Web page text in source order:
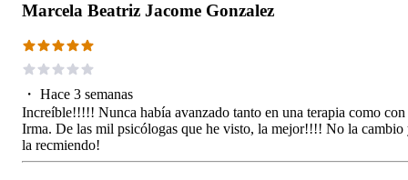
Marcela Beatriz Jacome Gonzalez
・ Hace 3 semanas
Increíble!!!!! Nunca había avanzado tanto en una terapia como con
Irma. De las mil psicólogas que he visto, la mejor!!!! No la cambio
la recmiendo!